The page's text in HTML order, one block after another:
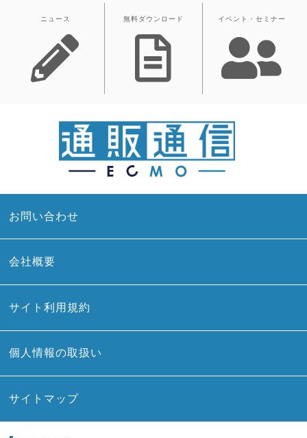
ニュース 無料ダウンロード イベント・セミナー
お問い合わせ
会社概要
サイト利用規約
個人情報の取扱い
サイトマップ